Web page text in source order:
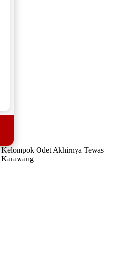
Kelompok Odet Akhirnya Tewas